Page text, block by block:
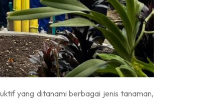
yang ditanami berbagai jenis tanaman,